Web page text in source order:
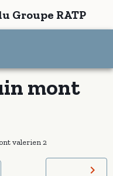
Groupe RATP
mont